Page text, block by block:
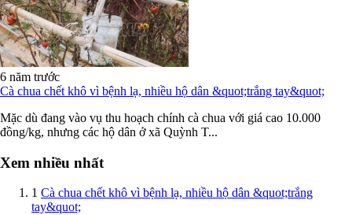
6 năm trước
Cà chua chết khô vì bệnh lạ, nhiều hộ dân &quot;trắng tay&quot;
Mặc dù đang vào vụ thu hoạch chính cà chua với giá cao 10.000
đồng/kg, nhưng các hộ dân ở xã Quỳnh T...
Xem nhiều nhất
1 Cà chua chết khô vì bệnh lạ, nhiều hộ dân &quot;trắng
tay&quot;